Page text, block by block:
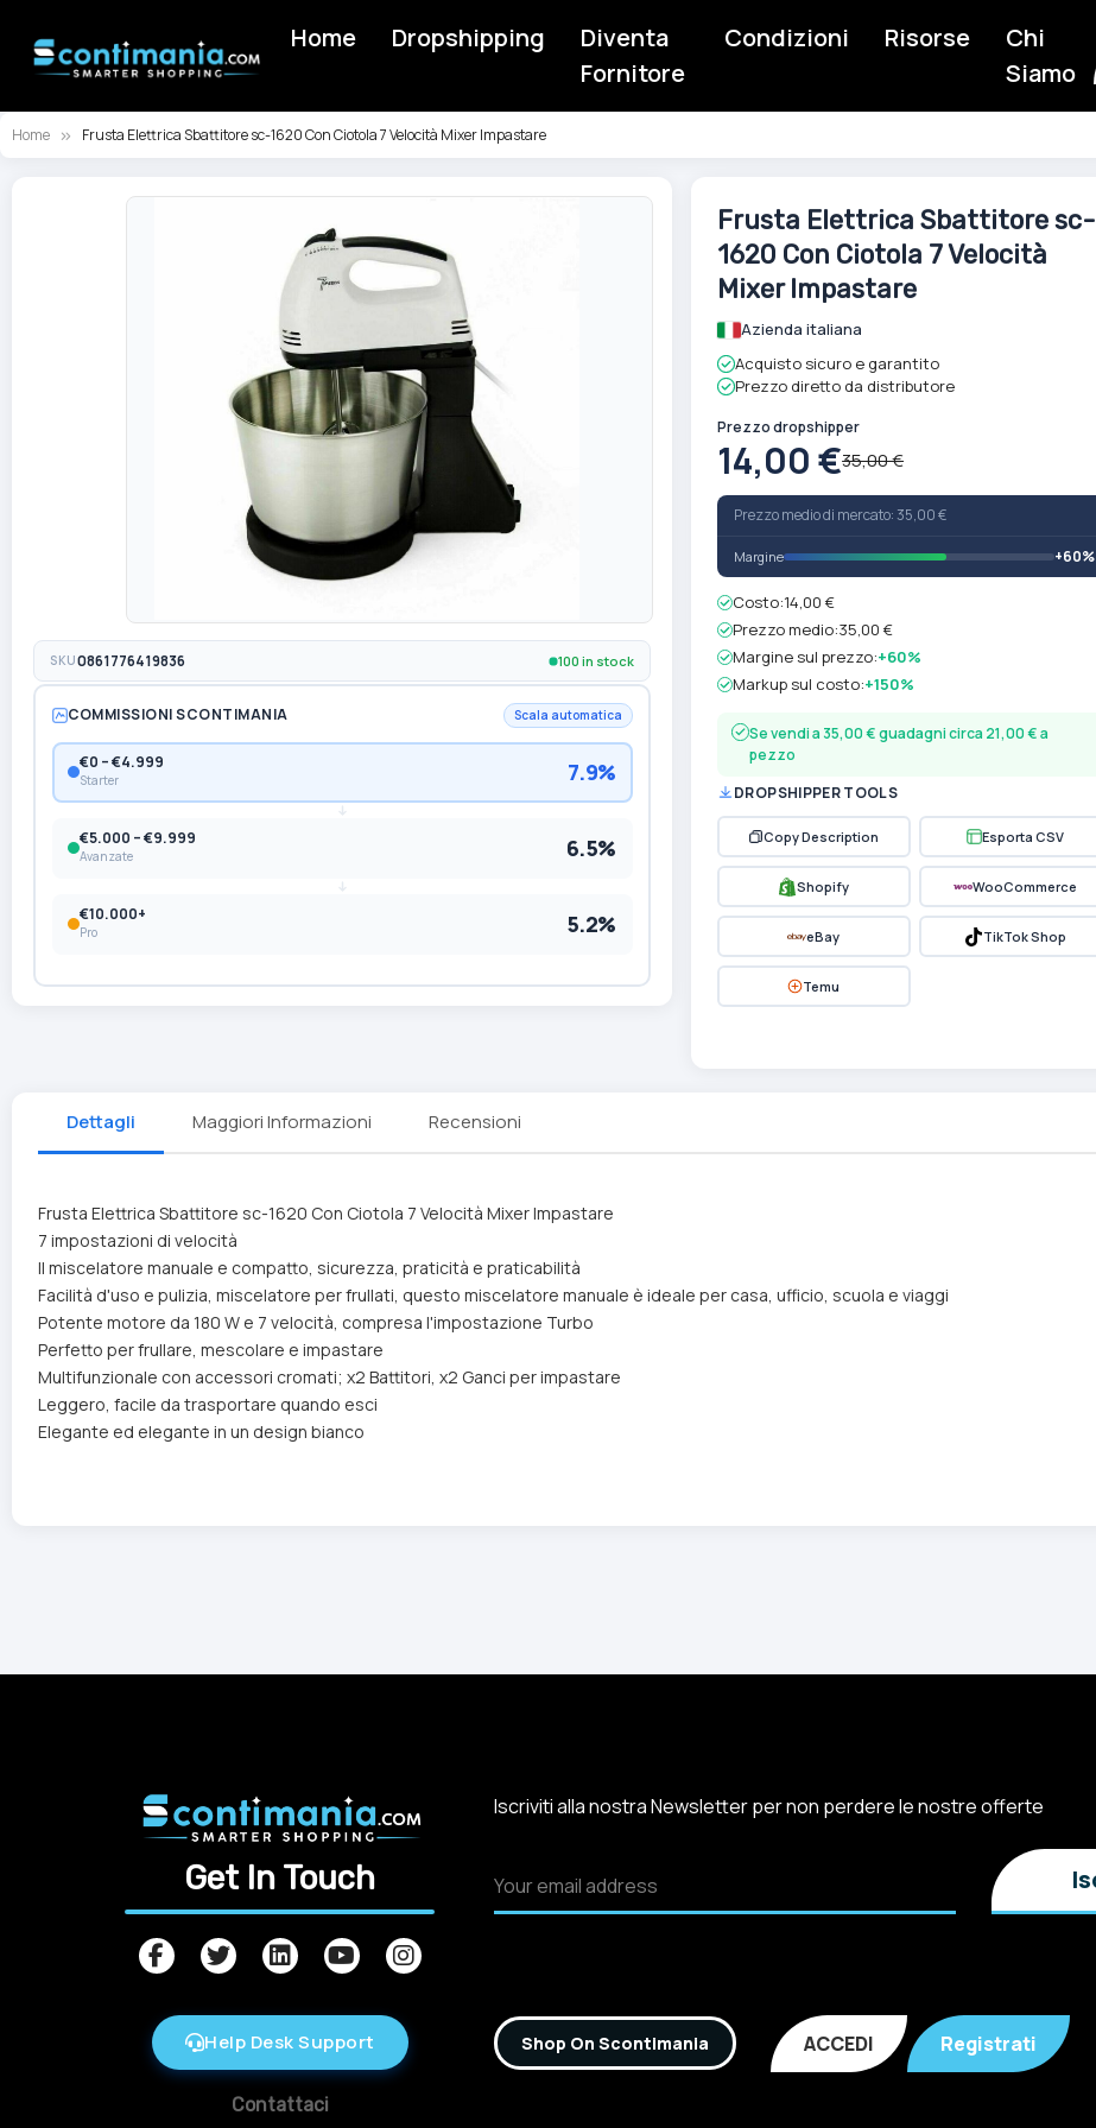
Home Dropshipping
Diventa
Fornitore
Condizioni Risorse
Chi
Siamo
Home Frusta Elettrica Sbattitore sc-1620 Con Ciotola 7 Velocità Mixer Impastare
Vai
immagini
SKU0861776419836 100 in stock
COMMISSIONI SCONTIMANIA Scala automatica
€0 – €4.999
Starter 7.9%
€5.000 – €9.999
Avanzate 6.5%
€10.000+
Pro 5.2%
Frusta Elettrica Sbattitore sc-
1620 Con Ciotola 7 Velocità
Mixer Impastare
Azienda italiana
Acquisto sicuro e garantito
Prezzo diretto da distributore
Prezzo dropshipper
14,00 €35,00 €
Prezzo medio di mercato: 35,00 €
Margine +60%
Costo:14,00 €
Prezzo medio:35,00 €
Margine sul prezzo:+60%
Markup sul costo:+150%
Se vendi a 35,00 € guadagni circa 21,00 € a
pezzo
DROPSHIPPER TOOLS
Copy Description Esporta CSV
Shopify WooCommerce
eBay TikTok Shop
Temu
Dettagli Maggiori Informazioni Recensioni
Frusta Elettrica Sbattitore sc-1620 Con Ciotola 7 Velocità Mixer Impastare
7 impostazioni di velocità
Il miscelatore manuale e compatto, sicurezza, praticità e praticabilità
Facilità d'uso e pulizia, miscelatore per frullati, questo miscelatore manuale è ideale per casa, ufficio, scuola e viaggi
Potente motore da 180 W e 7 velocità, compresa l'impostazione Turbo
Perfetto per frullare, mescolare e impastare
Multifunzionale con accessori cromati; x2 Battitori, x2 Ganci per impastare
Leggero, facile da trasportare quando esci
Elegante ed elegante in un design bianco
Get In Touch
Help Desk Support
Contattaci
Iscriviti alla nostra Newsletter per non perdere le nostre offerte
Shop On Scontimania ACCEDI Registrati